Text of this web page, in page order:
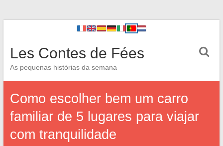
Les Contes de Fées
As pequenas histórias da semana
Como escolher bem um carro
familiar de 5 lugares para viajar
com tranquilidade